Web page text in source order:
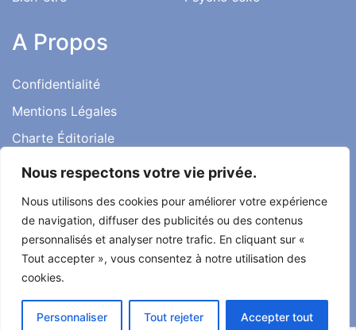
Nous respectons votre vie privée.
Nous utilisons des cookies pour améliorer votre expérience
de navigation, diffuser des publicités ou des contenus
personnalisés et analyser notre trafic. En cliquant sur «
Tout accepter », vous consentez à notre utilisation des
cookies.
Personnaliser Tout rejeter Accepter tout
A Propos
Confidentialité
Mentions Légales
Charte Éditoriale
Conditions d’utilisation
Témoignages
Tout droit réservé ma santé ma vie 2022
Développé parAlcomnet